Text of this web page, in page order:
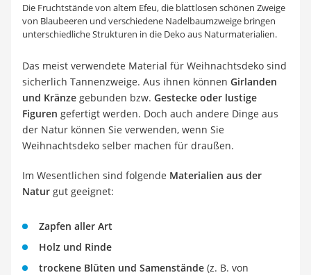
Die Fruchtstände von altem Efeu, die blattlosen schönen Zweige
von Blaubeeren und verschiedene Nadelbaumzweige bringen
unterschiedliche Strukturen in die Deko aus Naturmaterialien.
Das meist verwendete Material für Weihnachtsdeko sind
sicherlich Tannenzweige. Aus ihnen können Girlanden
und Kränze gebunden bzw. Gestecke oder lustige
Figuren gefertigt werden. Doch auch andere Dinge aus
der Natur können Sie verwenden, wenn Sie
Weihnachtsdeko selber machen für draußen.
Im Wesentlichen sind folgende Materialien aus der
Natur gut geeignet:
Zapfen aller Art
Holz und Rinde
trockene Blüten und Samenstände (z. B. von